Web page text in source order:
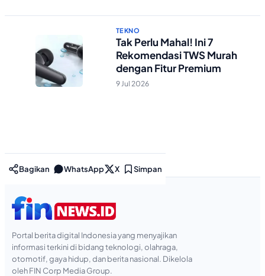
TEKNO
Tak Perlu Mahal! Ini 7
Rekomendasi TWS Murah
dengan Fitur Premium
9 Jul 2026
Bagikan WhatsApp X Simpan
Portal berita digital Indonesia yang menyajikan
informasi terkini di bidang teknologi, olahraga,
otomotif, gaya hidup, dan berita nasional. Dikelola
oleh FIN Corp Media Group.